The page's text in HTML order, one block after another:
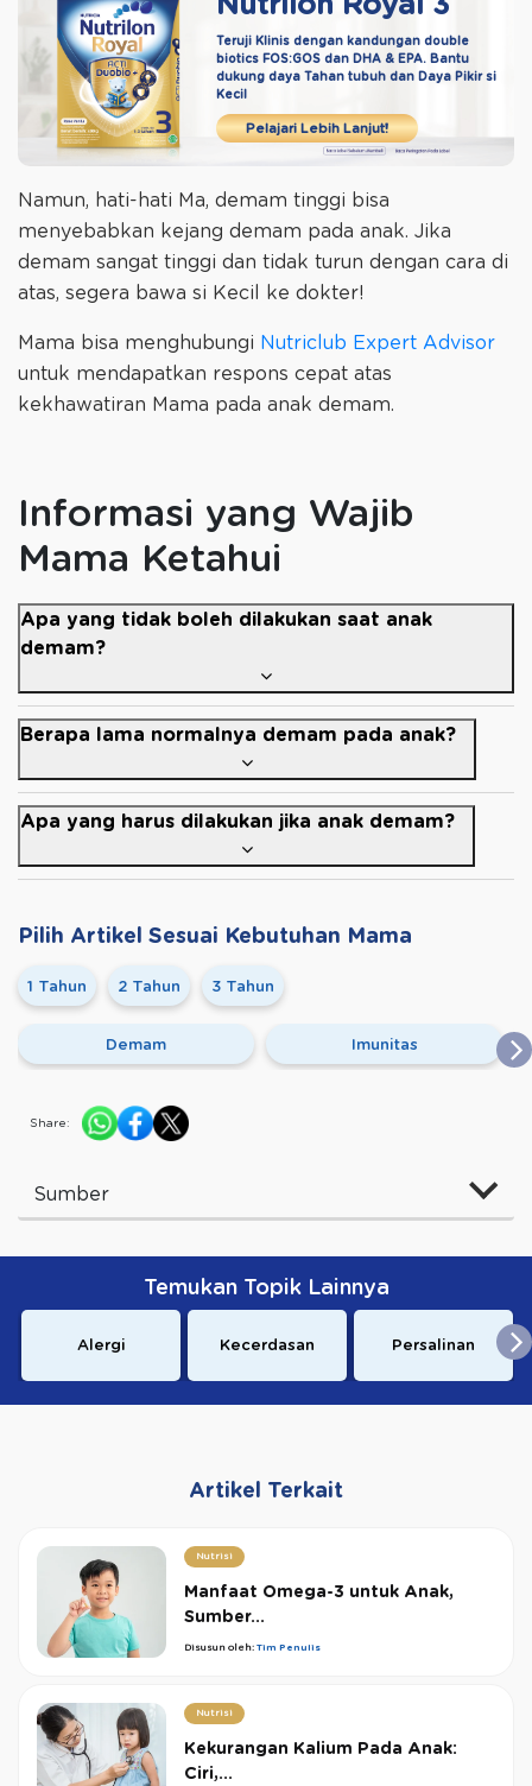
Nutrilon Royal 3
Teruji Klinis dengan kandungan double
biotics FOS:GOS dan DHA & EPA. Bantu
dukung daya Tahan tubuh dan Daya Pikir si
Kecil
Pelajari Lebih Lanjut!
Namun, hati-hati Ma, demam tinggi bisa
menyebabkan kejang demam pada anak. Jika
demam sangat tinggi dan tidak turun dengan cara di
atas, segera bawa si Kecil ke dokter!
Mama bisa menghubungi Nutriclub Expert Advisor
untuk mendapatkan respons cepat atas
kekhawatiran Mama pada anak demam.
Informasi yang Wajib
Mama Ketahui
Apa yang tidak boleh dilakukan saat anak
demam?
Berapa lama normalnya demam pada anak?
Apa yang harus dilakukan jika anak demam?
Pilih Artikel Sesuai Kebutuhan Mama
1 Tahun 2 Tahun 3 Tahun
Demam Imunitas
Share:
Sumber
Temukan Topik Lainnya
Alergi Kecerdasan Persalinan
Artikel Terkait
Nutrisi
Manfaat Omega-3 untuk Anak,
Sumber...
Disusun oleh: Tim Penulis
Nutrisi
Kekurangan Kalium Pada Anak:
Ciri,...